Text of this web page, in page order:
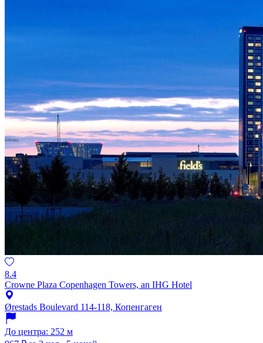
8.4
Crowne Plaza Copenhagen Towers, an IHG Hotel
Ørestads Boulevard 114-118, Копенгаген
До центра: 252 м